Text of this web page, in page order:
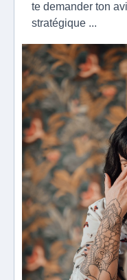
te demander ton
stratégique ...